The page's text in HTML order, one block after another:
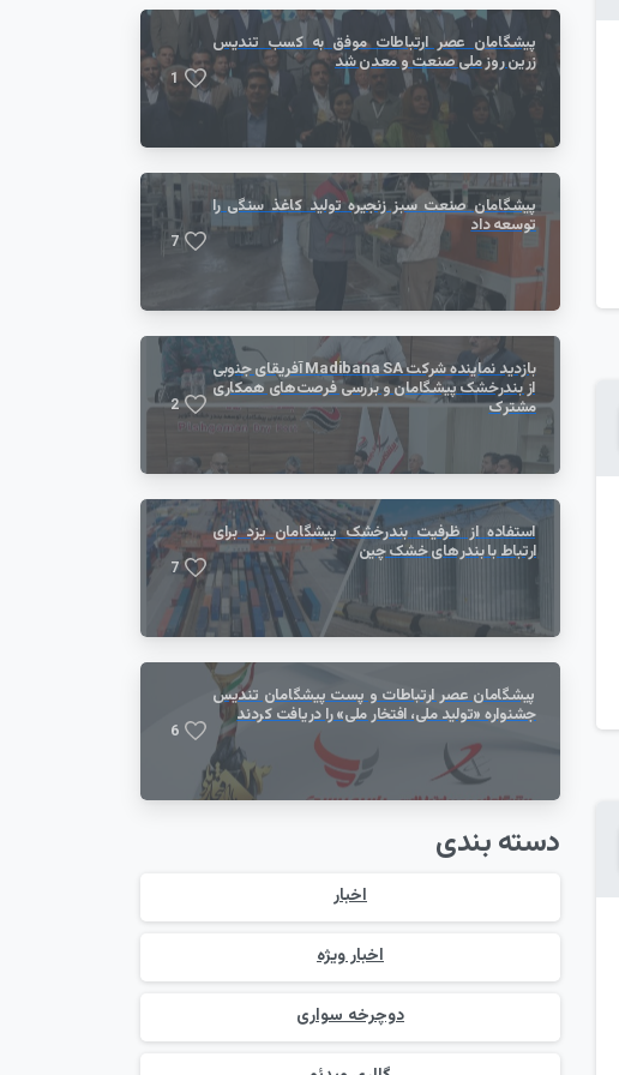
پیشگامان عصر ارتباطات موفق به کسب تندیس
زرین روز ملی صنعت و معدن شد
1
پیشگامان صنعت سبز زنجیره تولید کاغذ سنگی را
توسعه داد
7
بازدید نماینده شرکت Madibana SA آفریقای جنوبی
از بندرخشک پیشگامان و بررسی فرصت‌های همکاری
مشترک
2
استفاده از ظرفیت بندرخشک پیشگامان یزد برای
ارتباط با بندر‌های خشک چین
7
پیشگامان عصر ارتباطات و پست پیشگامان تندیس
جشنواره «تولید ملی، افتخار ملی» را دریافت کردند
6
دسته بندی
اخبار
اخبار ویژه
دوچرخه سواری